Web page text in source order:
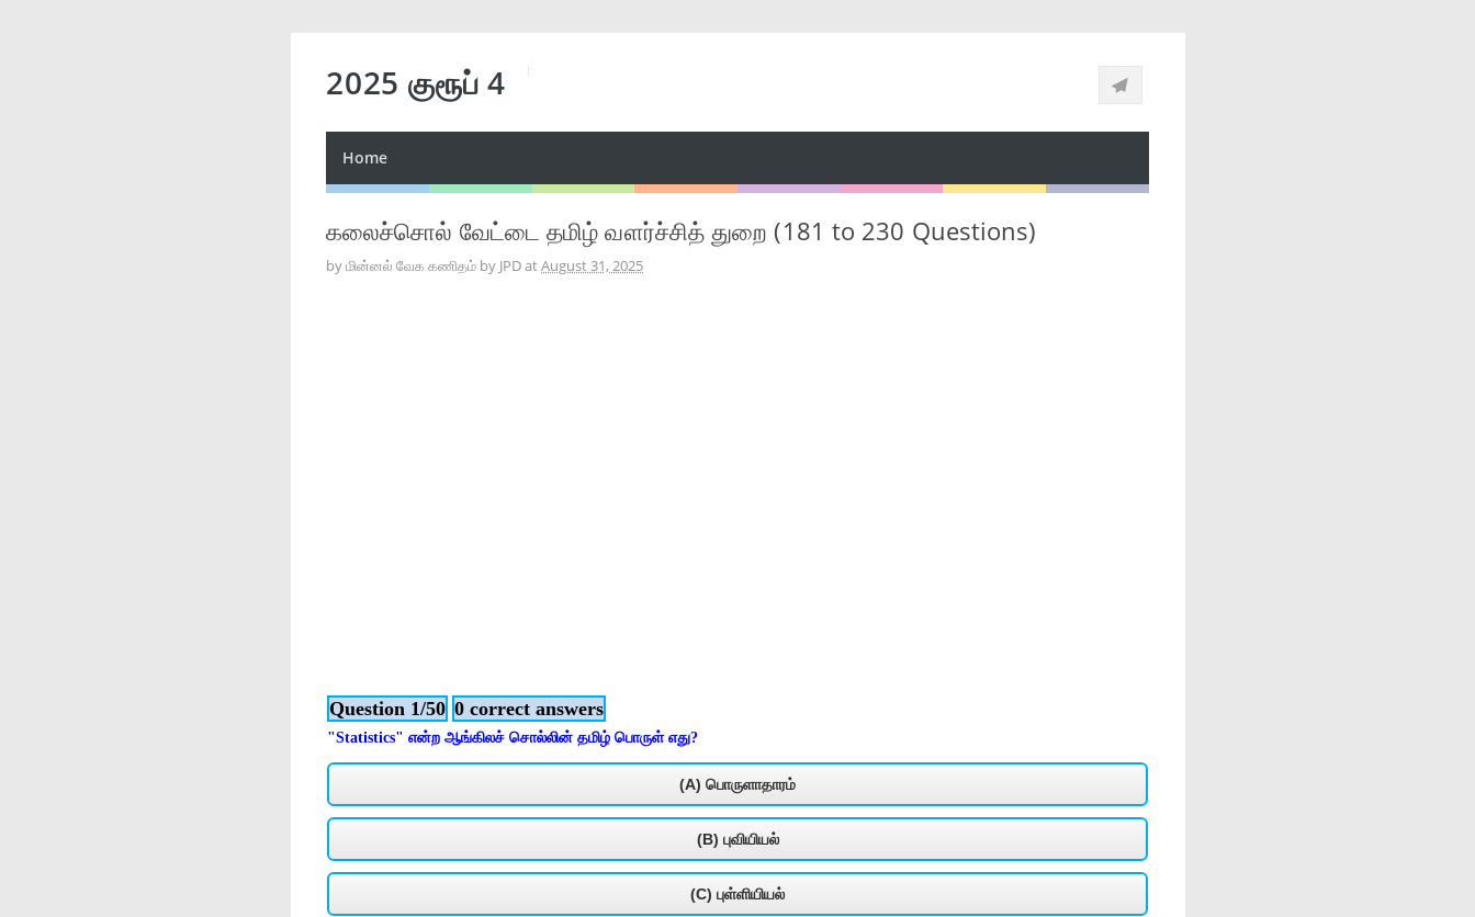
2025 குரூப் 4
Home
கலைச்சொல் வேட்டை தமிழ் வளர்ச்சித் துறை (181 to 230 Questions)
byமின்னல் வேக கணிதம் by JPDatAugust 31, 2025
Question 1/50 0 correct answers
"Statistics" என்ற ஆங்கிலச் சொல்லின் தமிழ் பொருள் எது?
(A) பொருளாதாரம்
(B) புவியியல்
(C) புள்ளியியல்